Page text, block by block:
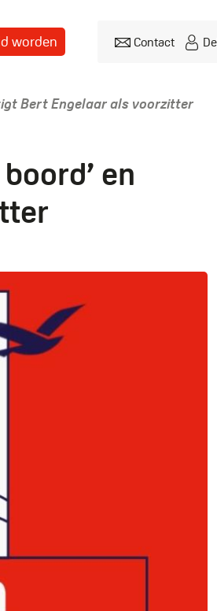
worden Contact
Bert Engelaar als voorzitter
en